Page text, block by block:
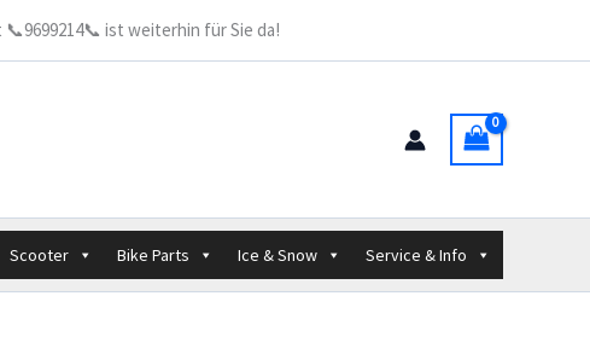
ist weiterhin für Sie da!
Scooter Bike Parts Ice & Snow Service & Info